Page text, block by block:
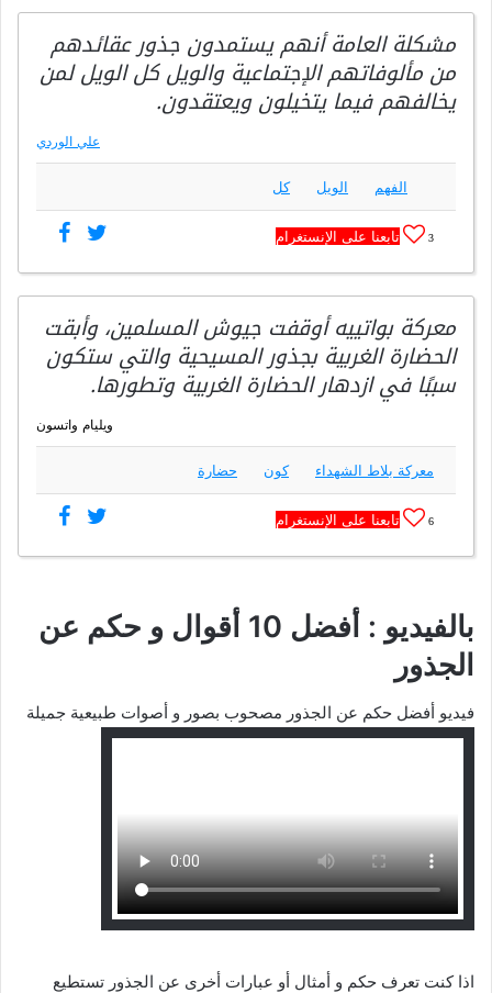
مشكلة العامة أنهم يستمدون جذور عقائدهم
من مألوفاتهم الإجتماعية والويل كل الويل لمن
يخالفهم فيما يتخيلون ويعتقدون.
علي الوردي
الفهم الويل كل
3 تابعنا على الإنستغرام
معركة بواتييه أوقفت جيوش المسلمين، وأبقت
الحضارة الغربية بجذور المسيحية والتي ستكون
سببًا في ازدهار الحضارة الغربية وتطورها.
ويليام واتسون
معركة بلاط الشهداء كون حضارة
6 تابعنا على الإنستغرام
بالفيديو : أفضل 10 أقوال و حكم عن
الجذور
فيديو أفضل حكم عن الجذور مصحوب بصور و أصوات طبيعية جميلة
اذا كنت تعرف حكم و أمثال أو عبارات أخرى عن الجذور تستطيع